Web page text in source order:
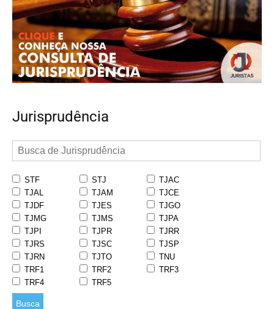
Jurisprudência
STF STJ
TJAC
TJAL
TJAM
TJCE
TJDF
TJES
TJGO
TJMG
TJMS
TJPA
TJPI
TJPR
TJRR
TJRS
TJSC
TJSP
TJRN
TJTO
TNU
TRF1
TRF2
TRF3
TRF4
TRF5
Busca